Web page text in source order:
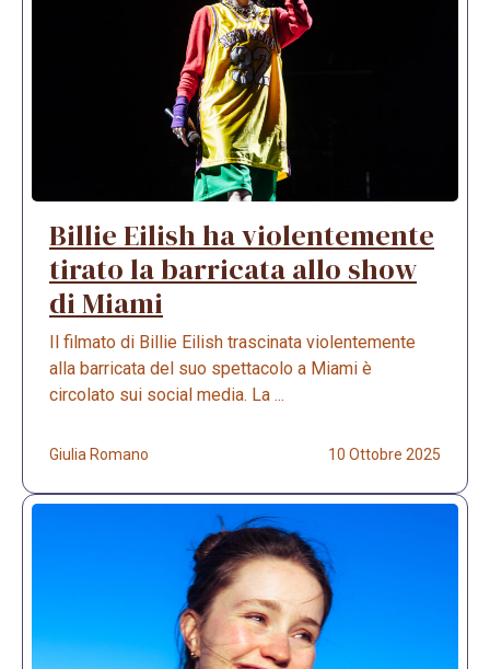
Billie Eilish ha violentemente
tirato la barricata allo show
di Miami
Il filmato di Billie Eilish trascinata violentemente
alla barricata del suo spettacolo a Miami è
circolato sui social media. La ...
Giulia Romano 10 Ottobre 2025